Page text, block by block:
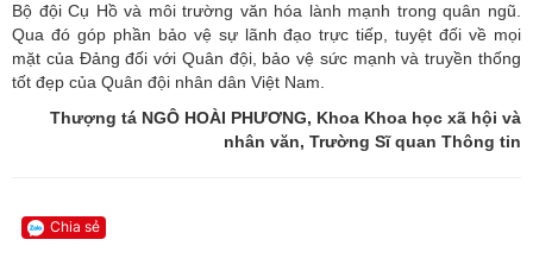
Bộ đội Cụ Hồ và môi trường văn hóa lành mạnh trong quân ngũ.
Qua đó góp phần bảo vệ sự lãnh đạo trực tiếp, tuyệt đối về mọi
mặt của Đảng đối với Quân đội, bảo vệ sức mạnh và truyền thống
tốt đẹp của Quân đội nhân dân Việt Nam.
Thượng tá NGÔ HOÀI PHƯƠNG, Khoa Khoa học xã hội và
nhân văn, Trường Sĩ quan Thông tin
Chia sẻ